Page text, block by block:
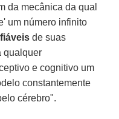
da mecânica da qual
um número infinito
de suas
qualquer
e cognitivo um
constantemente
cérebro".